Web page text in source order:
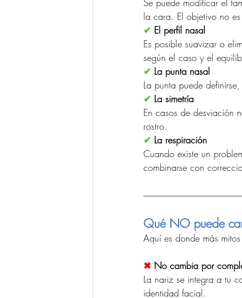
Se puede modificar el
la cara. El objetivo no
✔ El perfil nasal
Es posible suavizar o
según el caso y el
✔ La punta nasal
La punta puede
✔ La simetría
En casos de desviación
rostro.
✔ La respiración
Cuando existe un
combinarse con
Qué NO puede
Aquí es donde más
✖ No cambia por
La nariz se integra a tu
identidad facial.